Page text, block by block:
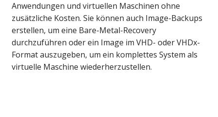
Anwendungen und virtuellen Maschinen ohne
zusätzliche Kosten. Sie können auch Image-Backups
erstellen, um eine Bare-Metal-Recovery
durchzuführen oder ein Image im VHD- oder VHDx-
Format auszugeben, um ein komplettes System als
virtuelle Maschine wiederherzustellen.